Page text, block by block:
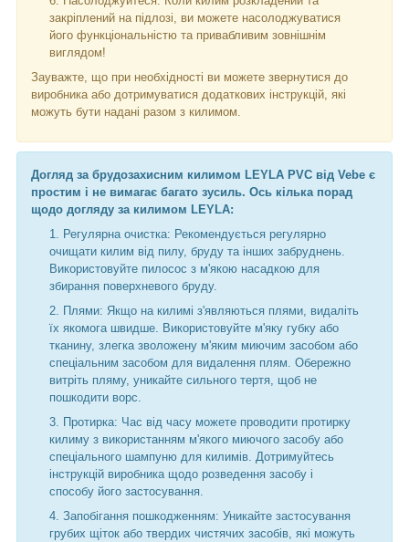
закріплений на підлозі, ви можете насолоджуватися
його функціональністю та привабливим зовнішнім
виглядом!
Зауважте, що при необхідності ви можете звернутися до
виробника або дотримуватися додаткових інструкцій, які
можуть бути надані разом з килимом.
Догляд за брудозахисним килимом LEYLA PVC від Vebe є
простим і не вимагає багато зусиль. Ось кілька порад
щодо догляду за килимом LEYLA:
Регулярна очистка: Рекомендується регулярно
очищати килим від пилу, бруду та інших забруднень.
Використовуйте пилосос з м'якою насадкою для
збирання поверхневого бруду.
Плями: Якщо на килимі з'являються плями, видаліть
їх якомога швидше. Використовуйте м'яку губку або
тканину, злегка зволожену м'яким миючим засобом або
спеціальним засобом для видалення плям. Обережно
витріть пляму, уникайте сильного тертя, щоб не
пошкодити ворс.
Протирка: Час від часу можете проводити протирку
килиму з використанням м'якого миючого засобу або
спеціального шампуню для килимів. Дотримуйтесь
інструкцій виробника щодо розведення засобу і
способу його застосування.
Запобігання пошкодженням: Уникайте застосування
грубих щіток або твердих чистячих засобів, які можуть